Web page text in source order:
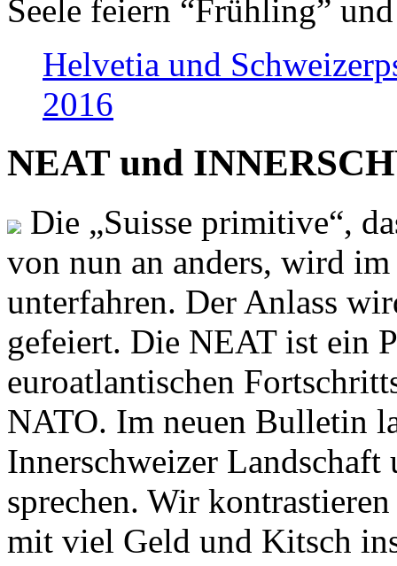
Seele feiern “Frühling”
Helvetia und
2016
NEAT und
Die „Suisse primitive“,
von nun an anders, wird
unterfahren. Der Anlass
gefeiert. Die NEAT ist ein
euroatlantischen
NATO. Im neuen Bulletin
Innerschweizer
sprechen. Wir
mit viel Geld und Kitsch